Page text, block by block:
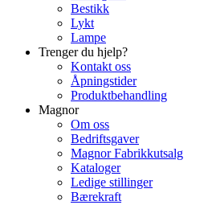
Bestikk
Lykt
Lampe
Trenger du hjelp?
Kontakt oss
Åpningstider
Produktbehandling
Magnor
Om oss
Bedriftsgaver
Magnor Fabrikkutsalg
Kataloger
Ledige stillinger
Bærekraft